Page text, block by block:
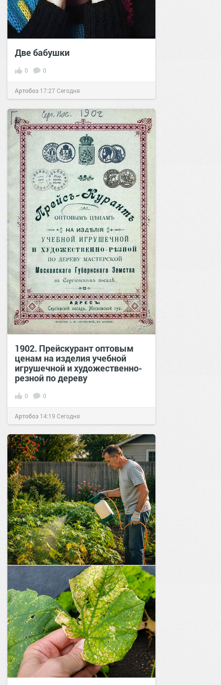
Две бабушки
0 0
Артобоз 17:27 Сегодня
1902. Прейскурант оптовым
ценам на изделия учебной
игрушечной и художественно-
резной по дереву
0 0
Артобоз 14:19 Сегодня